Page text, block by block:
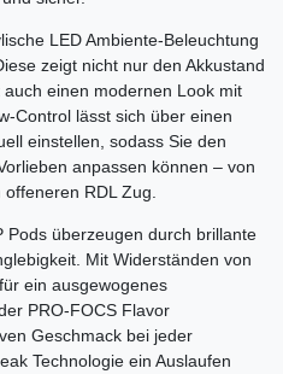
LED Ambiente-Beleuchtung
zeigt nicht nur den Akkustand
einen modernen Look mit
Control lässt sich über einen
einstellen, sodass Sie den
anpassen können – von
RDL Zug.
Pods überzeugen durch brillante
Mit Widerständen von
ein ausgewogenes
PRO-FOCS Flavor
Geschmack bei jeder
Technologie ein Auslaufen